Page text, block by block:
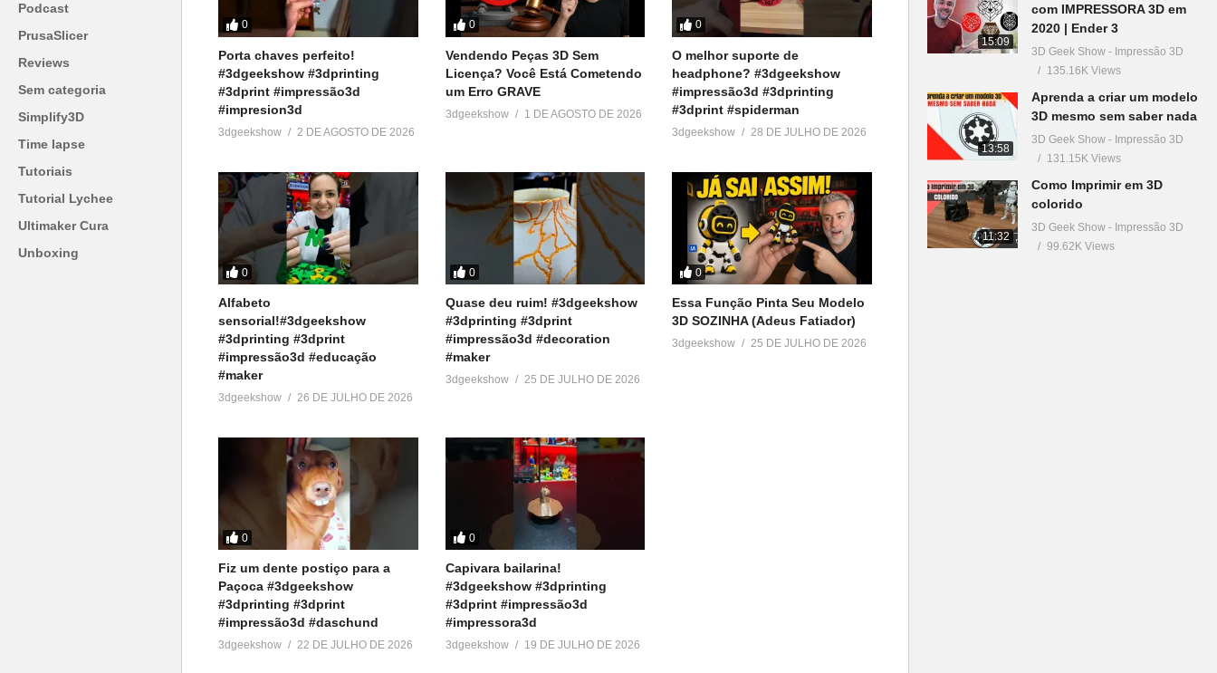
Podcast
PrusaSlicer
Reviews
Sem categoria
Simplify3D
Time lapse
Tutoriais
Tutorial Lychee
Ultimaker Cura
Unboxing
0
Porta chaves perfeito!
#3dgeekshow #3dprinting
#3dprint #impressão3d
#impresion3d
3dgeekshow 2 DE AGOSTO DE 2026
0
Vendendo Peças 3D Sem
Licença? Você Está Cometendo
um Erro GRAVE
3dgeekshow 1 DE AGOSTO DE 2026
0
O melhor suporte de
headphone? #3dgeekshow
#impressão3d #3dprinting
#3dprint #spiderman
3dgeekshow 28 DE JULHO DE 2026
0
Alfabeto
sensorial!#3dgeekshow
#3dprinting #3dprint
#impressão3d #educação
#maker
3dgeekshow 26 DE JULHO DE 2026
0
Quase deu ruim! #3dgeekshow
#3dprinting #3dprint
#impressão3d #decoration
#maker
3dgeekshow 25 DE JULHO DE 2026
0
Essa Função Pinta Seu Modelo
3D SOZINHA (Adeus Fatiador)
3dgeekshow 25 DE JULHO DE 2026
0
Fiz um dente postiço para a
Paçoca #3dgeekshow
#3dprinting #3dprint
#impressão3d #daschund
3dgeekshow 22 DE JULHO DE 2026
0
Capivara bailarina!
#3dgeekshow #3dprinting
#3dprint #impressão3d
#impressora3d
3dgeekshow 19 DE JULHO DE 2026
15:09
com IMPRESSORA 3D em
2020 | Ender 3
3D Geek Show - Impressão 3D
135.16K Views
13:58
Aprenda a criar um modelo
3D mesmo sem saber nada
3D Geek Show - Impressão 3D
131.15K Views
11:32
Como Imprimir em 3D
colorido
3D Geek Show - Impressão 3D
99.62K Views